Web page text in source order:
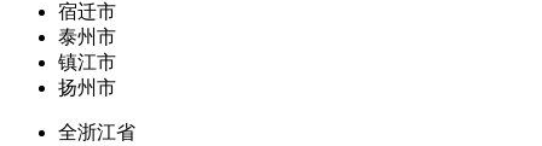
宿迁市
泰州市
镇江市
扬州市
全浙江省